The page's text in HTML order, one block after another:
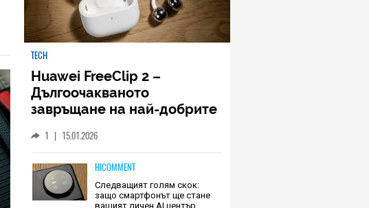
TECH
Huawei FreeClip 2 –
Дългоочакваното
завръщане на най-добрите
1 | 15.01.2026
HICOMMENT
Следващият голям скок:
защо смартфонът ще стане
вашият личен AI център